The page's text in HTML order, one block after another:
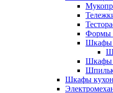
Формы
Шкафы
Шкафы
Шкафы